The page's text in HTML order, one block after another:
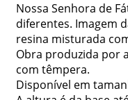
Nossa Senhora de
diferentes. Imagem
resina misturada
Obra produzida por
com têmpera.
Disponível em